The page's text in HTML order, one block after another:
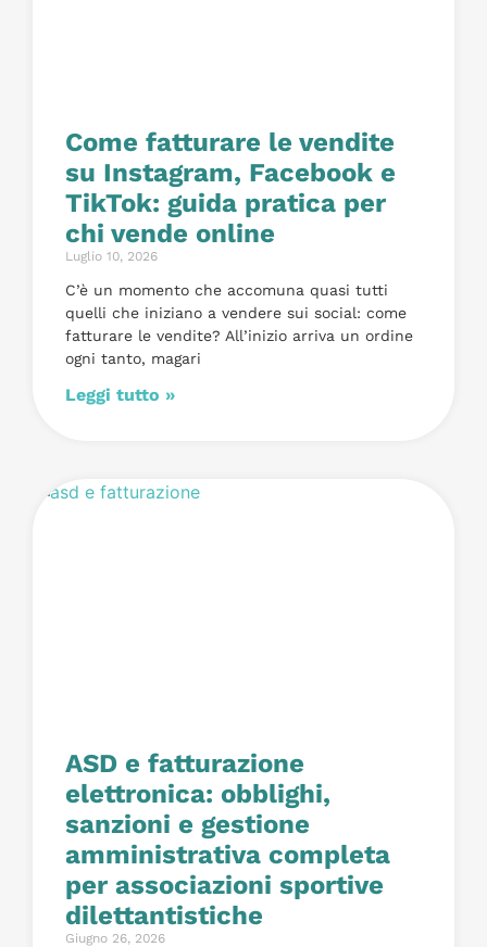
Come fatturare le vendite
su Instagram, Facebook e
TikTok: guida pratica per
chi vende online
Luglio 10, 2026
C’è un momento che accomuna quasi tutti
quelli che iniziano a vendere sui social: come
fatturare le vendite? All’inizio arriva un ordine
ogni tanto, magari
Leggi tutto »
ASD e fatturazione
elettronica: obblighi,
sanzioni e gestione
amministrativa completa
per associazioni sportive
dilettantistiche
Giugno 26, 2026